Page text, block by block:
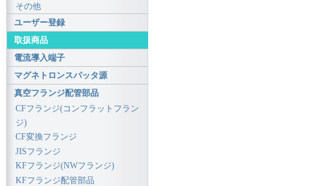
その他
ユーザー登録
取扱商品
電流導入端子
マグネトロンスパッタ源
真空フランジ配管部品
CFフランジ(コンフラットフラン
ジ)
CF変換フランジ
JISフランジ
KFフランジ(NWフランジ)
KFフランジ配管部品